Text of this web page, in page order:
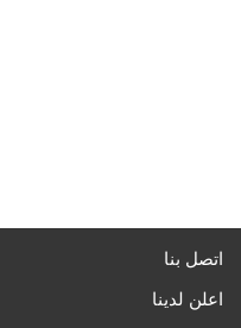
اتصل بنا
اعلن لدينا